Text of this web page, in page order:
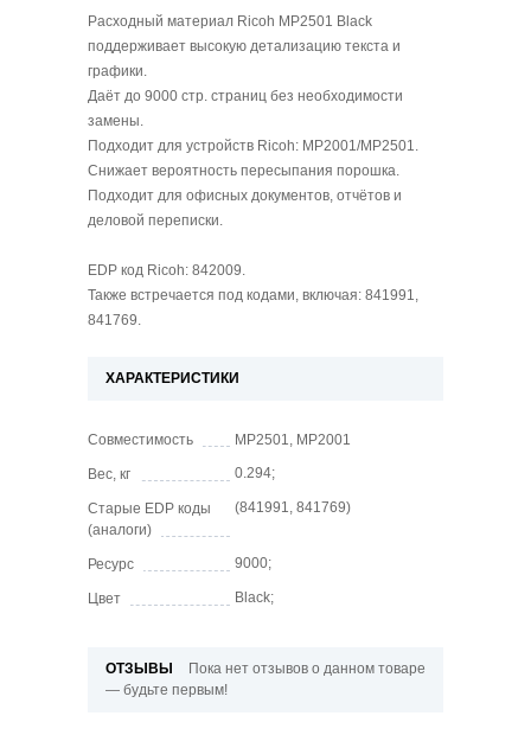
Расходный материал Ricoh MP2501 Black
поддерживает высокую детализацию текста и
графики.
Даёт до 9000 стр. страниц без необходимости
замены.
Подходит для устройств Ricoh: MP2001/MP2501.
Снижает вероятность пересыпания порошка.
Подходит для офисных документов, отчётов и
деловой переписки.
EDP код Ricoh: 842009.
Также встречается под кодами, включая: 841991,
841769.
ХАРАКТЕРИСТИКИ
Совместимость MP2501, MP2001
Вес, кг 0.294;
Старые EDP коды
(аналоги)
(841991, 841769)
Ресурс 9000;
Цвет Black;
ОТЗЫВЫ
Пока нет отзывов о данном товаре
— будьте первым!